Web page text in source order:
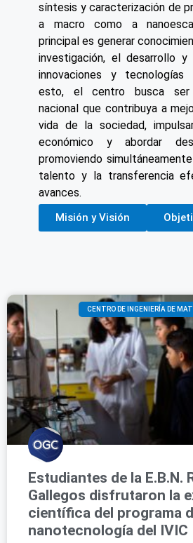
síntesis y caracterización de
a macro como a
principal es generar
investigación, el desarrollo
innovaciones y tecnologías
esto, el centro busca ser
nacional que contribuya a
vida de la sociedad,
económico y abordar
promoviendo
talento y la transferencia
avances.
Misión y Visión
CENTRO DE INGENIERÍA DE
Estudiantes de la E.B.N.
Gallegos disfrutaron la
científica del programa
nanotecnología del IVIC